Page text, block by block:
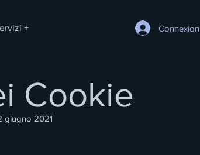
+ Connexion
Cookie
giugno 2021